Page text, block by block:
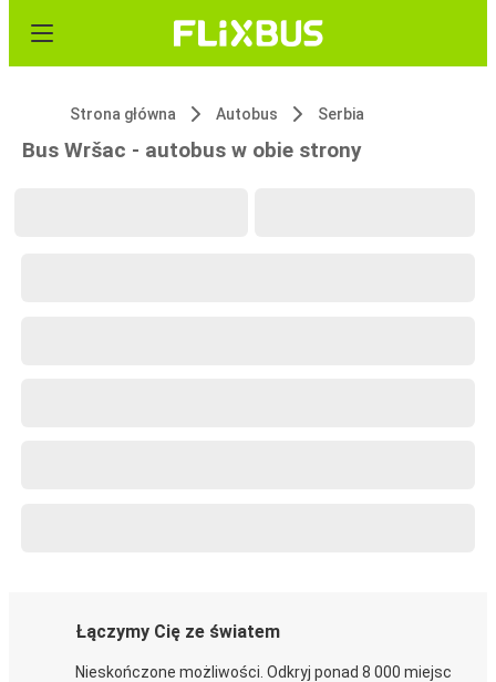
Strona główna Autobus Serbia
Bus Wršac - autobus w obie strony
Łączymy Cię ze światem
Nieskończone możliwości. Odkryj ponad 8 000 miejsc